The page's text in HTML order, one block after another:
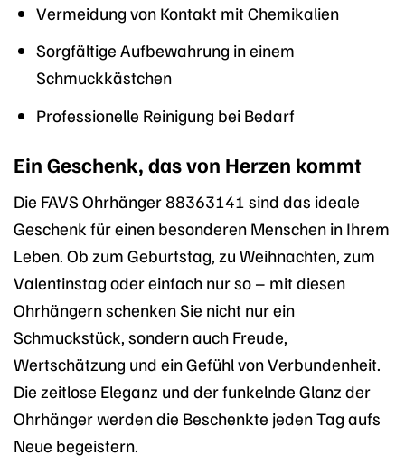
Vermeidung von Kontakt mit Chemikalien
Sorgfältige Aufbewahrung in einem
Schmuckkästchen
Professionelle Reinigung bei Bedarf
Ein Geschenk, das von Herzen kommt
Die FAVS Ohrhänger 88363141 sind das ideale
Geschenk für einen besonderen Menschen in Ihrem
Leben. Ob zum Geburtstag, zu Weihnachten, zum
Valentinstag oder einfach nur so – mit diesen
Ohrhängern schenken Sie nicht nur ein
Schmuckstück, sondern auch Freude,
Wertschätzung und ein Gefühl von Verbundenheit.
Die zeitlose Eleganz und der funkelnde Glanz der
Ohrhänger werden die Beschenkte jeden Tag aufs
Neue begeistern.